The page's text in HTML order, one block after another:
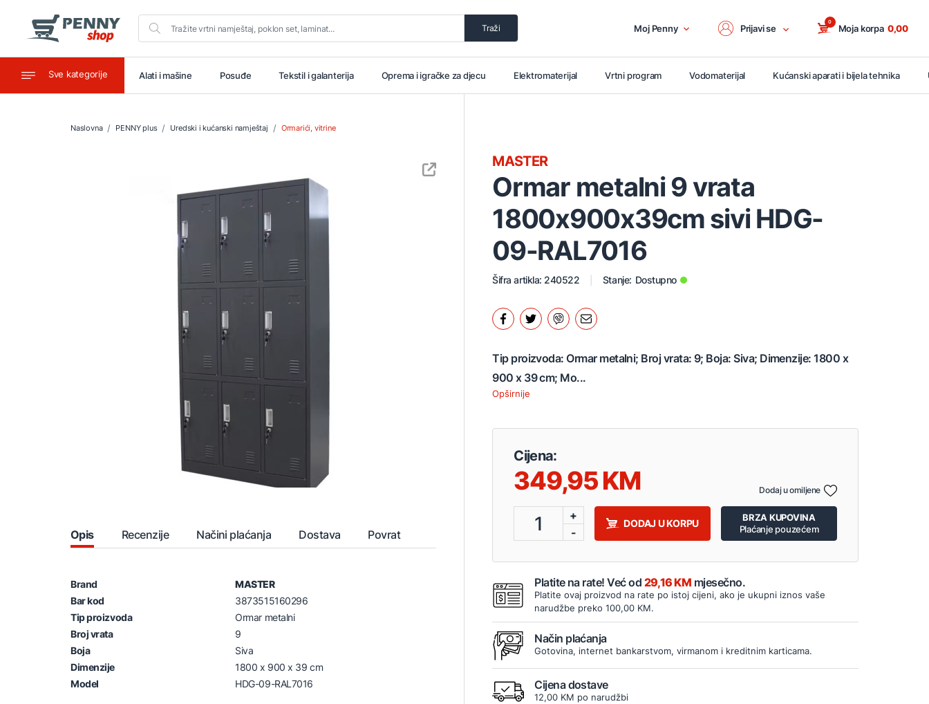
Traži Moj Penny Prijavi se Moja korpa
0
0,00
Sve kategorije
Ugostiteljstvo Alati i mašine Posuđe Tekstil i galanterija Oprema i igračke za djecu Elektromaterijal Vrtni program Vodomaterijal Kućanski aparati i bijela tehnika
Naslovna PENNY plus Uredski i kućanski namještaj Ormarići, vitrine
Opis Recenzije Načini plaćanja Dostava Povrat
Brand
MASTER
Bar kod
3873515160296
Tip proizvoda
Ormar metalni
Broj vrata
9
Boja
Siva
Dimenzije
1800 x 900 x 39 cm
Model
HDG-09-RAL7016
Ormar metalni 9 vrata
1800x900x39cm sivi HDG-
09-RAL7016
MASTER
Šifra artikla: 240522 Stanje: Dostupno
Tip proizvoda: Ormar metalni; Broj vrata: 9; Boja: Siva; Dimenzije: 1800 x
900 x 39 cm; Mo...
Opširnije
Cijena:
349,95
1
+
-
DODAJ U KORPU
BRZA KUPOVINA
Plaćanje pouzećem
Dodaj u omiljene
Platite na rate! Već od 29,16 KM mjesečno.
Platite ovaj proizvod na rate po istoj cijeni, ako je ukupni iznos vaše
narudžbe preko 100,00 KM.
Način plaćanja
Gotovina, internet bankarstvom, virmanom i kreditnim karticama.
Cijena dostave
12,00 KM po narudžbi